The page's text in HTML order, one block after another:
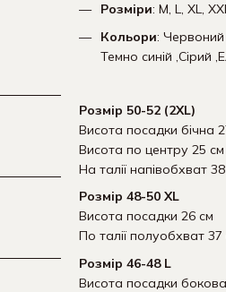
(бавовняні)Розміри: M, L, XL,
Кольори: Червоний ,
Темно синій ,Сірий
Розмір 50-52 (2XL)
Висота посадки бічна
Висота по центру 25 см
На талії напівобхват
Розмір 48-50 XL
Висота посадки 26 см
По талії полуобхват
Розмір 46-48 L
Висота посадки